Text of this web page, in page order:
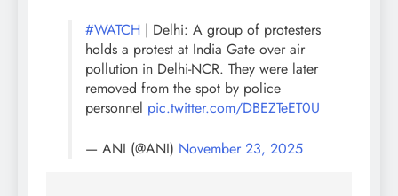
#WATCH | Delhi: A group of protesters
holds a protest at India Gate over air
pollution in Delhi-NCR. They were later
removed from the spot by police
personnel pic.twitter.com/DBEZTeET0U
— ANI (@ANI) November 23, 2025